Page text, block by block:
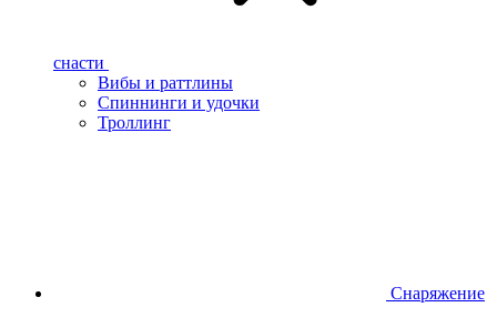
снасти
Вибы и раттлины
Спиннинги и удочки
Троллинг
Снаряжение